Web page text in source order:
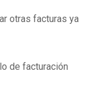
otras facturas ya
de facturación